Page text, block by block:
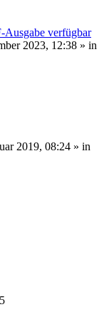
verfügbar
2023, 12:38 » in
2019, 08:24 » in